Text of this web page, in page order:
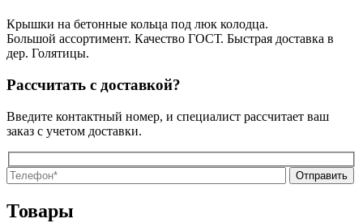
Крышки на бетонные кольца под люк колодца.
Большой ассортимент. Качество ГОСТ. Быстрая доставка в
дер. Голятицы.
Рассчитать с доставкой?
Введите контактный номер, и специалист рассчитает ваш
заказ с учетом доставки.
Товары